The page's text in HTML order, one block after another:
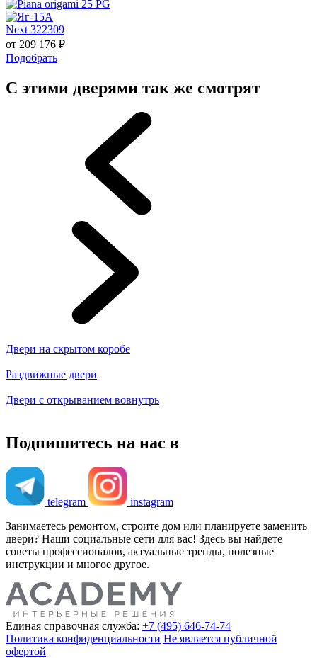
Next 322309
от 209 176 ₽
Подобрать
С этими дверями так же смотрят
Двери на скрытом коробе
Раздвижные двери
Двери с открыванием вовнутрь
Подпишитесь на нас в
telegram
instagram
Занимаетесь ремонтом, строите дом или планируете заменить
двери? Наши социальные сети для вас! Здесь вы найдете
советы профессионалов, актуальные тренды, полезные
инструкции и многое другое.
Единая справочная служба: +7 (495) 646-74-74
Политика конфиденциальности Не является публичной
офертой